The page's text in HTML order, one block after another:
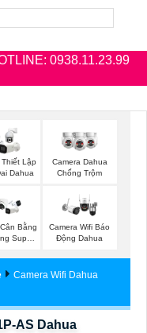
0938.11.23.99
Thiết Lập
Dahua
Camera Dahua
Chống Trộm
Bằng
Super
Camera Wifi Báo
Động Dahua
Camera Wifi Dahua
AS Dahua